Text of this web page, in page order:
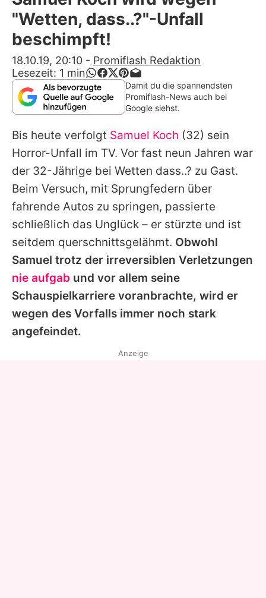
Alle Themen auf Promiflash
App runterladen
Team
Redaktionelle Richtlinien
Impressum
Datenschutzerklärung
Nutzungsbedingungen
Utiq verwalten
"Wetten, dass..?"-Unfall
beschimpft!
18.10.19, 20:10 - Promiflash Redaktion
Lesezeit: 1 min
Damit du die spannendsten
Promiflash-News auch bei
Google siehst.
Bis heute verfolgt Samuel Koch (32) sein
Horror-Unfall im TV. Vor fast neun Jahren war
der 32-Jährige bei Wetten dass..? zu Gast.
Beim Versuch, mit Sprungfedern über
fahrende Autos zu springen, passierte
schließlich das Unglück – er stürzte und ist
seitdem querschnittsgelähmt. Obwohl
Samuel trotz der irreversiblen Verletzungen
nie aufgab und vor allem seine
Schauspielkarriere voranbrachte, wird er
wegen des Vorfalls immer noch stark
angefeindet.
Anzeige